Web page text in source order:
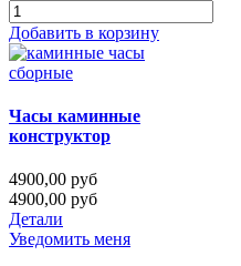
Добавить в корзину
Часы каминные
конструктор
4900,00 руб
4900,00 руб
Детали
Уведомить меня